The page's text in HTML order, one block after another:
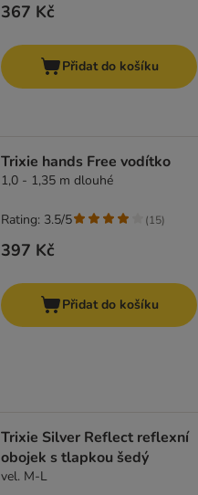
367 Kč
Přidat do košíku
Trixie hands Free vodítko
1,0 - 1,35 m dlouhé
397 Kč
Rating: 3.5/5 (15)
Přidat do košíku
Trixie Silver Reflect reflexní
obojek s tlapkou šedý
vel. M-L